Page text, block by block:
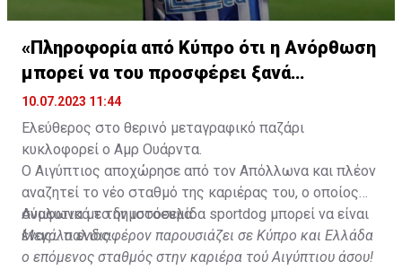
«Πληροφορία από Κύπρο ότι η Ανόρθωση
μπορεί να του προσφέρει ξανά
συμβόλαιο!»
10.07.2023 11:44
Ελεύθερος στο θερινό μεταγραφικό παζάρι
κυκλοφορεί ο Αμρ Ουάρντα.
Ο Αιγύπτιος αποχώρησε από τον Απόλλωνα και πλέον
αναζητεί το νέο σταθμό της καριέρας του, ο οποίος
σύμφωνα με την ιστοσελίδα sportdog μπορεί να είναι
ένας... παλιός.
Αναλυτικά το δημοσόευμα:
Μεγάλο ενδιαφέρον παρουσιάζει σε Κύπρο και Ελλάδα
ο επόμενος σταθμός στην καριέρα τού Αιγύπτιου άσου!